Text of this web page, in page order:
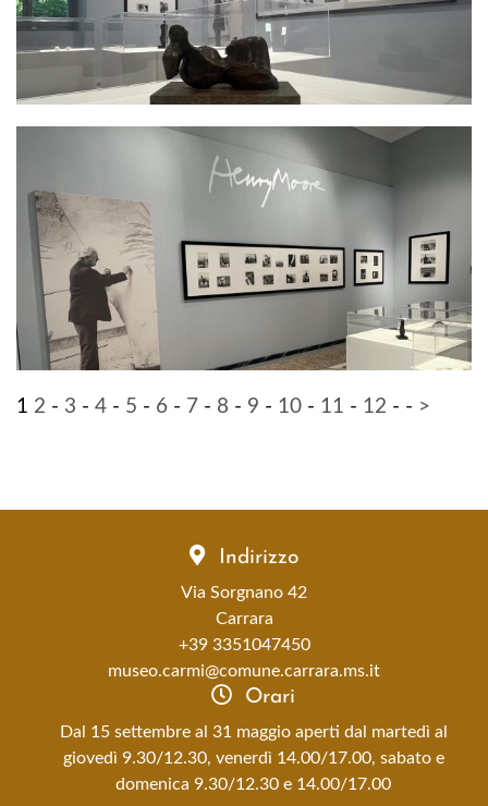
1 2 - 3 - 4 - 5 - 6 - 7 - 8 - 9 - 10 - 11 - 12 - - >
Indirizzo
Via Sorgnano 42
Carrara
+39 3351047450
museo.carmi@comune.carrara.ms.it
Orari
Dal 15 settembre al 31 maggio aperti dal martedì al
giovedì 9.30/12.30, venerdì 14.00/17.00, sabato e
domenica 9.30/12.30 e 14.00/17.00